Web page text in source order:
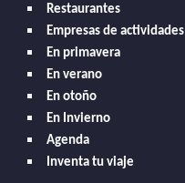
Restaurantes
Empresas de actividades
En primavera
En verano
En otoño
En Invierno
Agenda
Inventa tu viaje